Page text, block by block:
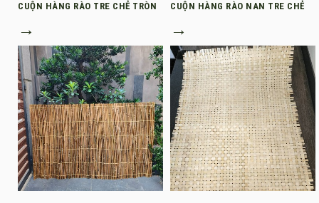
CUỘN HÀNG RÀO TRE CHẺ TRÒN
→
CUỘN HÀNG RÀO NAN TRE CHẺ
→